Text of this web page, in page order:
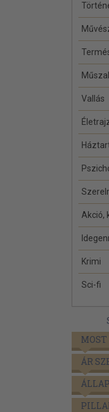
Vallás
Akció,
Krimi
Sci-fi
ÁR